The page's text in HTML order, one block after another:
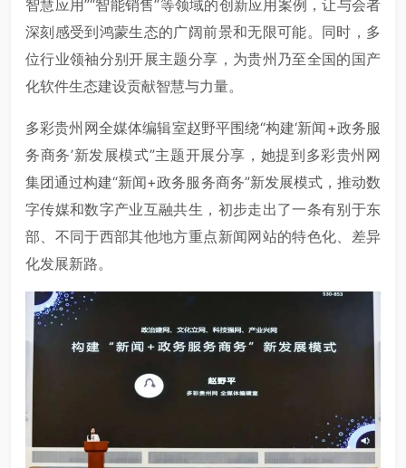
智慧应用”“智能销售”等领域的创新应用案例，让与会者
深刻感受到鸿蒙生态的广阔前景和无限可能。同时，多
位行业领袖分别开展主题分享，为贵州乃至全国的国产
化软件生态建设贡献智慧与力量。
多彩贵州网全媒体编辑室赵野平围绕“构建‘新闻+政务服
务商务’新发展模式”主题开展分享，她提到多彩贵州网
集团通过构建“新闻+政务服务商务”新发展模式，推动数
字传媒和数字产业互融共生，初步走出了一条有别于东
部、不同于西部其他地方重点新闻网站的特色化、差异
化发展新路。